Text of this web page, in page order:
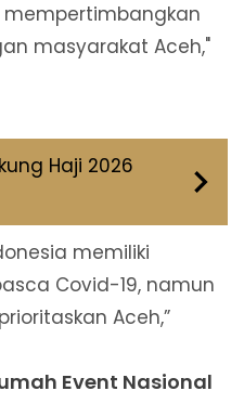
masyarakat Aceh,"
Haji 2026
memiliki
Covid-19, namun
Aceh,”
Event Nasional